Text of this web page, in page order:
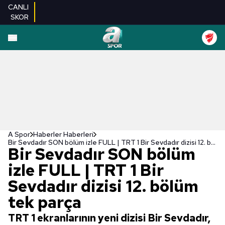
CANLI
SKOR
A Spor Haberler Haberleri
Bir Sevdadır SON bölüm izle FULL | TRT 1 Bir Sevdadır dizisi 12. bölüm tek parça
Bir Sevdadır SON bölüm
izle FULL | TRT 1 Bir
Sevdadır dizisi 12. bölüm
tek parça
TRT 1 ekranlarının yeni dizisi Bir Sevdadır,